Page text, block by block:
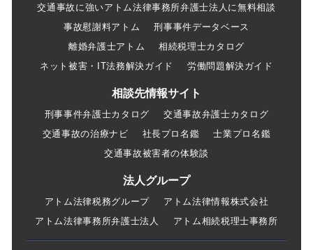
交通事故に強いアトム法律事務所弁護士法人に無料相談
事故慰謝料アトム
刑事事件データベース
離婚弁護士アトム
相続税理士カタログ
ネット被害・IT法務解決ガイド
労働問題解決ガイド
相談先情報サイト
刑事事件弁護士カタログ
交通事故弁護士カタログ
交通事故の治療ナビ
社長プロ名鑑
士業プロ名鑑
交通事故被害者の体験談
法人グループ
アトム法律税務グループ
アトム法律情報株式会社
アトム法律事務所弁護士法人
アトム相続税理士事務所